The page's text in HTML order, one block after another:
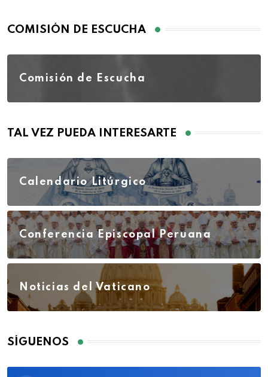
COMISIÓN DE ESCUCHA
Comisión de Escucha
TAL VEZ PUEDA INTERESARTE
Calendario Litúrgico
Conferencia Episcopal Peruana
Noticias del Vaticano
SÍGUENOS